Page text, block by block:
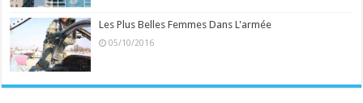
Les Plus Belles Femmes Dans L'armée
05/10/2016